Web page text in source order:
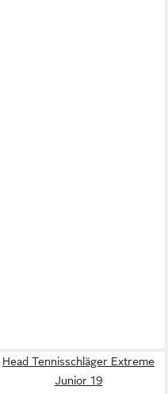
Head Tennisschläger Extreme
Junior 19